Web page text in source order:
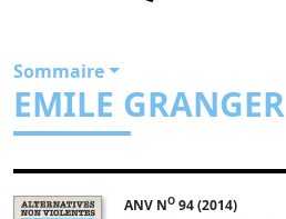
Sommaire
EMILE GRANGER
ANV NO 94 (2014)